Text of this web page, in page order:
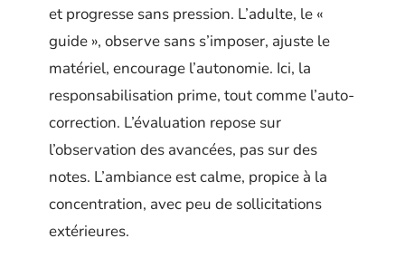
et progresse sans pression. L’adulte, le «
guide », observe sans s’imposer, ajuste le
matériel, encourage l’autonomie. Ici, la
responsabilisation prime, tout comme l’auto-
correction. L’évaluation repose sur
l’observation des avancées, pas sur des
notes. L’ambiance est calme, propice à la
concentration, avec peu de sollicitations
extérieures.